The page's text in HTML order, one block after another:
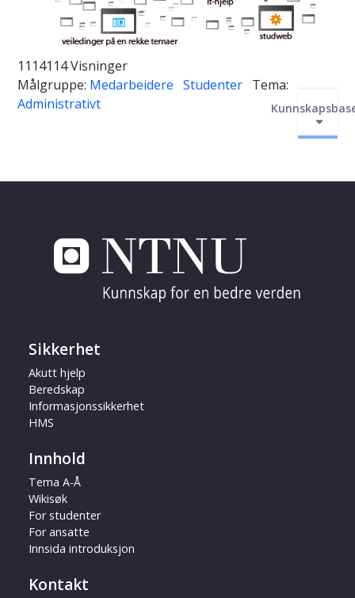
1114114 Visninger
Målgruppe: Medarbeidere Studenter Tema:
Administrativt
Sikkerhet
Akutt hjelp
Beredskap
Informasjonssikkerhet
HMS
Innhold
Tema A-Å
Wikisøk
For studenter
For ansatte
Innsida introduksjon
Kontakt